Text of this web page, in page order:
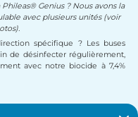
Phileas® Genius ? Nous avons la
avec plusieurs unités (voir
spécifique ? Les buses
de désinfecter régulièrement,
avec notre biocide à 7,4%